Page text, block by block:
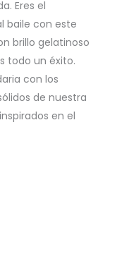
Eres el
baile con este
brillo gelatinoso
todo un éxito.
con los
de nuestra
en el